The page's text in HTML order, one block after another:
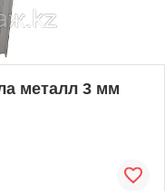
металл 3 мм